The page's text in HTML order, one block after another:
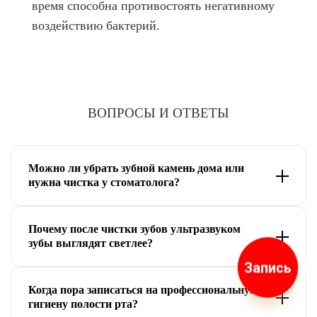
Запись
время способна противостоять негативному
воздействию бактерий.
ВОПРОСЫ И ОТВЕТЫ
Можно ли убрать зубной камень дома или
нужна чистка у стоматолога?
удалить дома щеткой, пастой или
профессиональная чистка зубов у стоматолога.
Врач аккуратно удаляет отложения
Почему после чистки зубов ультразвуком
зубы выглядят светлее?
Профессиональная гигиена полости рта
убирает не только зубной камень, но и
Когда пора записаться на профессиональную
гигиену полости рта?